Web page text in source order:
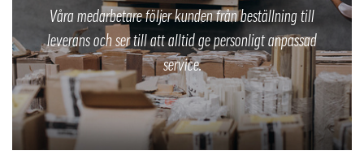
Våra medarbetare följer kunden från beställning till
leverans och ser till att alltid ge personligt anpassad
service.